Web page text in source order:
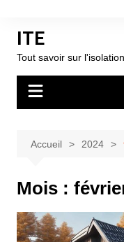
contenu
ITE
Tout savoir sur
Accueil 2024
Mois :